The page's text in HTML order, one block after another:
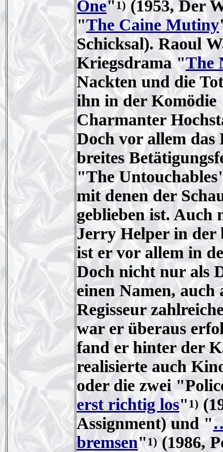
One"1) (1953, Der
"The Caine Mutiny
Schicksal). Raoul
Kriegsdrama "The
Nackten und die
ihn in der
Charmanter
Doch vor allem das
breites
"The
mit denen der
geblieben ist. Auch
Jerry Helper in der
ist er vor allem in
Doch nicht nur als
einen Namen,
Regisseur
war er überaus
fand er hinter der
realisierte auch
oder die zwei
erst richtig los"1)
Assignment) und "
bremsen"1) (1986,